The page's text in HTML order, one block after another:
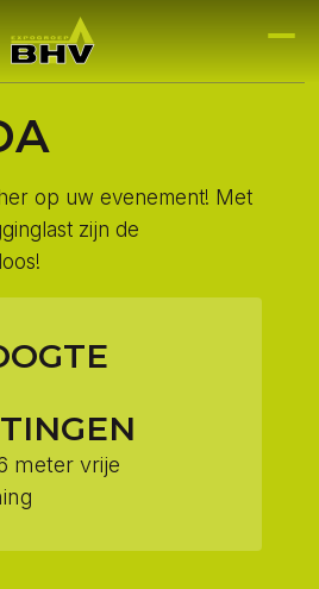
op uw evenement! Met
zijn de
meter vrije